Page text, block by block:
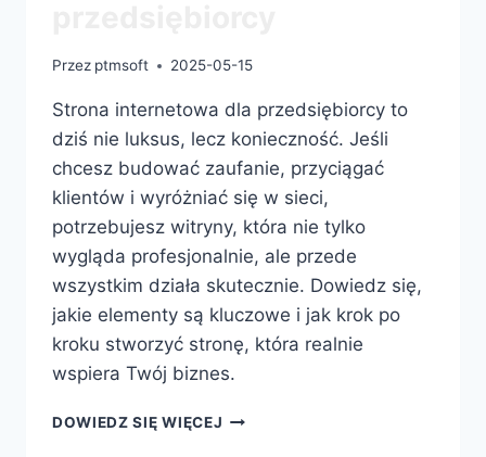
Przez ptmsoft 2025-05-15
Strona internetowa dla przedsiębiorcy to
dziś nie luksus, lecz konieczność. Jeśli
chcesz budować zaufanie, przyciągać
klientów i wyróżniać się w sieci,
potrzebujesz witryny, która nie tylko
wygląda profesjonalnie, ale przede
wszystkim działa skutecznie. Dowiedz się,
jakie elementy są kluczowe i jak krok po
kroku stworzyć stronę, która realnie
wspiera Twój biznes.
DOWIEDZ SIĘ WIĘCEJ